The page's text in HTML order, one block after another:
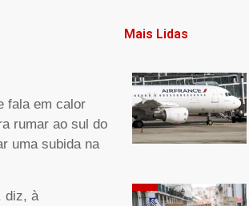
fala em calor
rumar ao sul do
uma subida na
diz, à
Mais Lidas